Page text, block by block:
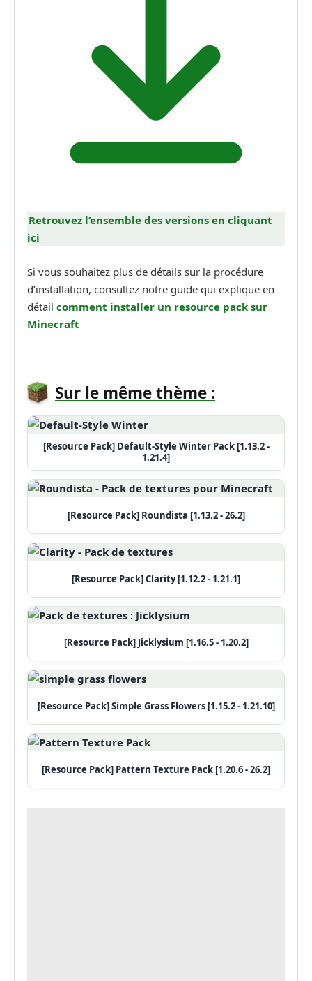
Retrouvez l’ensemble des versions en cliquant
ici
Si vous souhaitez plus de détails sur la procédure
d’installation, consultez notre guide qui explique en
détail comment installer un resource pack sur
Minecraft
Sur le même thème :
[Resource Pack] Default-Style Winter Pack [1.13.2 -
1.21.4]
[Resource Pack] Roundista [1.13.2 - 26.2]
[Resource Pack] Clarity [1.12.2 - 1.21.1]
[Resource Pack] Jicklysium [1.16.5 - 1.20.2]
[Resource Pack] Simple Grass Flowers [1.15.2 - 1.21.10]
[Resource Pack] Pattern Texture Pack [1.20.6 - 26.2]